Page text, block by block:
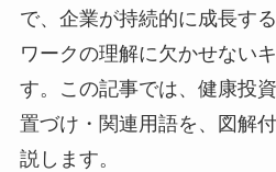
で、企業が持続的に成長す
ワークの理解に欠かせない
す。この記事では、健康投
置づけ・関連用語を、図解
説します。